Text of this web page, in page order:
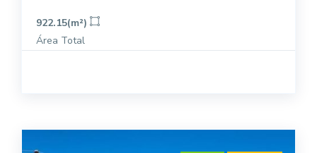
922.15(m²)
Área Total